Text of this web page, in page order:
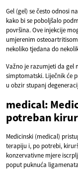
Gel (gel) se često odnosi
kako bi se poboljšalo
površina. Ove injekcije
umjerenim
nekoliko tjedana do
Važno je razumjeti da gel
simptomatski. Liječnik će
u obzir stupanj
medical:
potreban
Medicinski (medical)
terapiju i, po potrebi,
konzervativne mjere
poput puknuća